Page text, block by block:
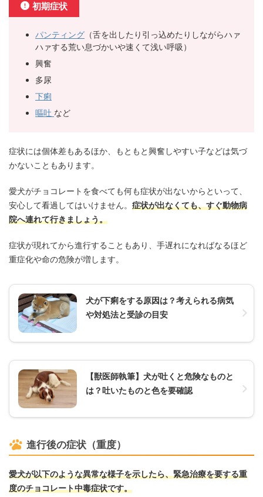
初期症状
パンティング （舌を出したり引っ込めたりしながらハァ
ハァする荒い息づかいや速くて浅い呼吸）
興奮
多尿
下痢
嘔吐 など
症状には個体差もあるほか、もともと興奮しやすい子などは気づ
かないこともあります。
愛犬がチョコレートを食べても何も症状が出ないからといって、
安心して看過してはいけません。 症状が出なくても、すぐ動物病
院へ連れて行きましょう。
症状が現れてから進行することもあり、手遅れになればなるほど
重症化や命の危険が増します。
犬が下痢をする原因は？考えられる病気
や対処法と受診の目安
【獣医師執筆】犬が吐くと危険なものと
は？吐いたものと色を要確認
進行後の症状（重度）
愛犬が以下のような異常な様子を示したら、緊急治療を要する重
度のチョコレート中毒症状です。